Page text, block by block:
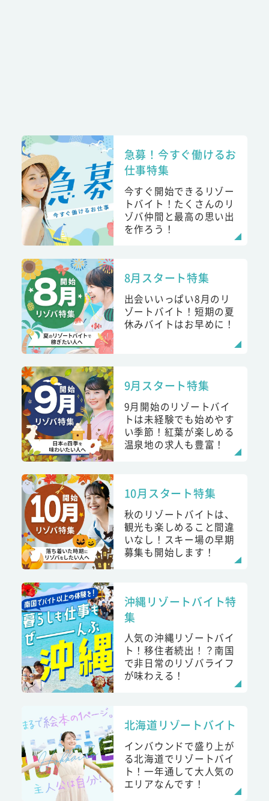
急募！今すぐ働けるお
仕事特集
今すぐ開始できるリゾー
トバイト！たくさんのリ
ゾバ仲間と最高の思い出
を作ろう！
8月スタート特集
出会いいっぱい8月のリ
ゾートバイト！短期の夏
休みバイトはお早めに！
9月スタート特集
9月開始のリゾートバイ
トは未経験でも始めやす
い季節！紅葉が楽しめる
温泉地の求人も豊富！
10月スタート特集
秋のリゾートバイトは、
観光も楽しめること間違
いなし！スキー場の早期
募集も開始します！
沖縄リゾートバイト特
集
人気の沖縄リゾートバイ
ト！移住者続出！？南国
で非日常のリゾバライフ
が味わえる！
北海道リゾートバイト
インバウンドで盛り上が
る北海道でリゾートバイ
ト！一年通して大人気の
エリアなんです！